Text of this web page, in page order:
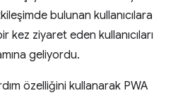
bulunan kullanıcılara
kez ziyaret eden kullanıcıları
geliyordu.
özelliğini kullanarak PWA